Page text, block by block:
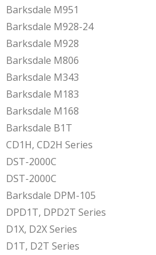
Barksdale M951
Barksdale M928-24
Barksdale M928
Barksdale M806
Barksdale M343
Barksdale M183
Barksdale M168
Barksdale B1T
CD1H, CD2H Series
DST-2000C
DST-2000C
Barksdale DPM-105
DPD1T, DPD2T Series
D1X, D2X Series
D1T, D2T Series